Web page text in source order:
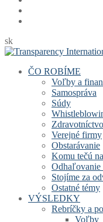
sk
ČO ROBÍME
Voľby a
Samospráva
Súdy
Zdravotníctvo
Verejné firmy
Obstarávanie
Komu tečú
Odhaľovanie
Stojíme za
Ostatné témy
VÝSLEDKY
Rebríčky a
Voľby